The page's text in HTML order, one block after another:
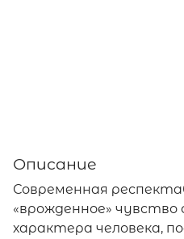
Описание
Современная
«врожденное»
характера человека,